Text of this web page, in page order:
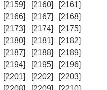
[2159] [2160]
[2161]
[2166] [2167]
[2168]
[2173] [2174]
[2175]
[2180] [2181]
[2182]
[2187] [2188]
[2189]
[2194] [2195]
[2196]
[2201] [2202]
[2203]
[2208] [2209]
[2210]